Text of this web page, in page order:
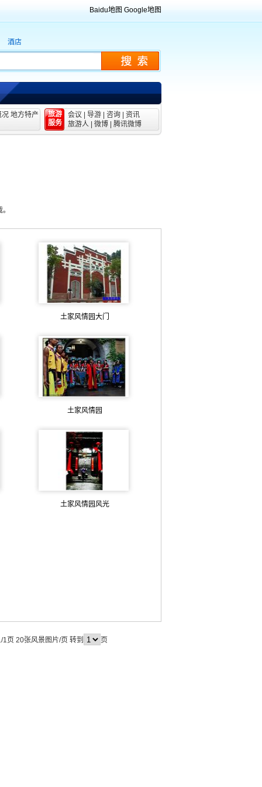
Baidu地图 Google地图
酒店
况 地方特产
旅游
服务
会议 导游 咨询
资讯
旅游人
微博 腾讯微博
土家风情园大门
土家风情园
土家风情园风光
1页 20张风景图片/页 转到 页